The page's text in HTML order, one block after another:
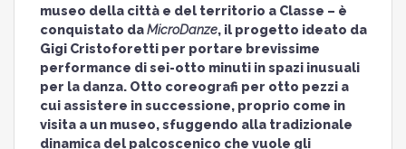
museo della città e del territorio a Classe – è
conquistato daMicroDanze, il progetto ideato da
Gigi Cristoforetti per portare brevissime
performance di sei-otto minuti in spazi inusuali
per la danza. Otto coreografi per otto pezzi a
cui assistere in successione, proprio come in
visita a un museo, sfuggendo alla tradizionale
dinamica del palcoscenico che vuole gli